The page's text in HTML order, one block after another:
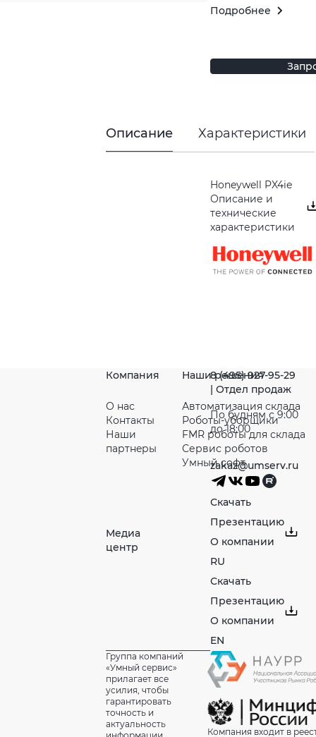
Подробнее
Описание Характеристики
Honeywell PX4ie
Описание и
технические
характеристики
Компания
О нас
Контакты
Наши
партнeры
Медиа
центр
Наши решения
Автоматизация склада
Роботы-уборщики
FMR роботы для склада
Сервис роботов
Умный софт
8 (495) 927-95-29
| Отдел продаж
По будням с 9:00
до 18:00
zakaz@umserv.ru
Скачать
Презентацию
О компании
RU
Скачать
Презентацию
О компании
EN
Группа компаний
«Умный сервис»
прилагает все
усилия, чтобы
гарантировать
точность и
актуальность
Компания входит в